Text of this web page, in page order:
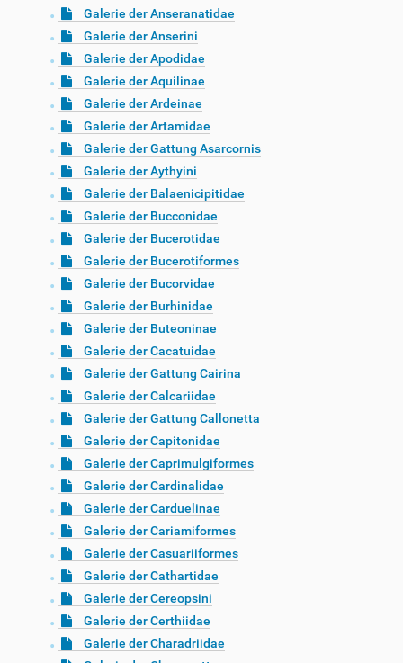
Galerie der Anseranatidae
Galerie der Anserini
Galerie der Apodidae
Galerie der Aquilinae
Galerie der Ardeinae
Galerie der Artamidae
Galerie der Gattung Asarcornis
Galerie der Aythyini
Galerie der Balaenicipitidae
Galerie der Bucconidae
Galerie der Bucerotidae
Galerie der Bucerotiformes
Galerie der Bucorvidae
Galerie der Burhinidae
Galerie der Buteoninae
Galerie der Cacatuidae
Galerie der Gattung Cairina
Galerie der Calcariidae
Galerie der Gattung Callonetta
Galerie der Capitonidae
Galerie der Caprimulgiformes
Galerie der Cardinalidae
Galerie der Carduelinae
Galerie der Cariamiformes
Galerie der Casuariiformes
Galerie der Cathartidae
Galerie der Cereopsini
Galerie der Certhiidae
Galerie der Charadriidae